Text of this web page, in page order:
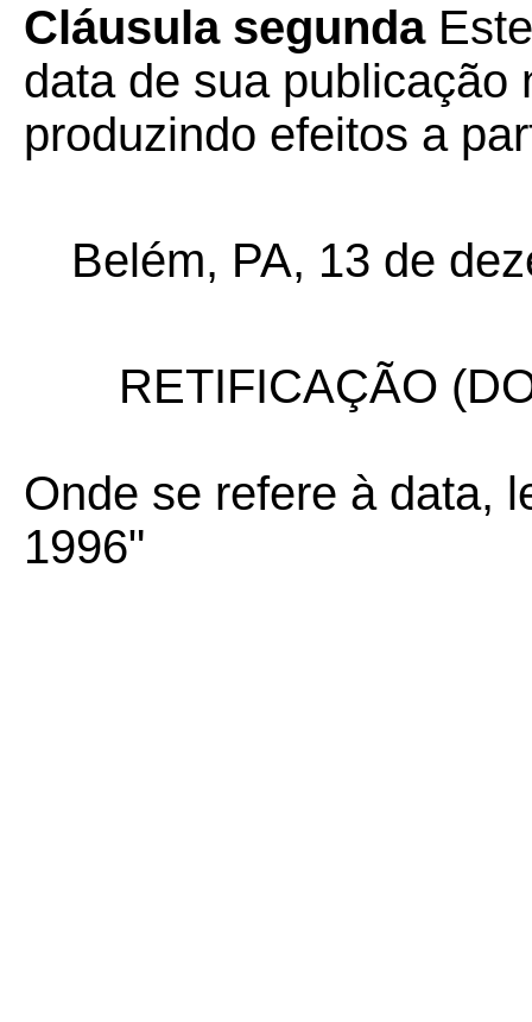
Cláusula segunda
data de sua publicação
produzindo efeitos a
Belém, PA, 13 de
RETIFICAÇÃO
Onde se refere à data,
1996"